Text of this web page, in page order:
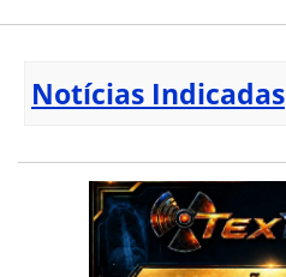
Notícias Indicadas